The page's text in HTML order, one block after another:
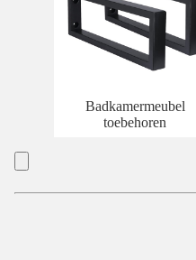
Badkamermeubel
toebehoren